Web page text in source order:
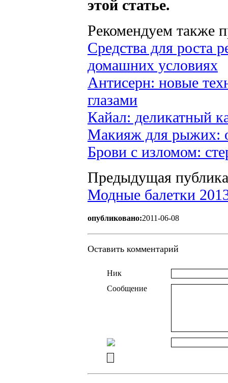
этой статье.
Рекомендуем также
Средства для роста
домашних условиях
Антисерн: новые
глазами
Кайал: деликатный
Макияж для рыжих:
Брови с изломом:
Предыдущая
Модные балетки
опубликовано:2011-06-08
Оставить комментарий
Ник
Сообщение